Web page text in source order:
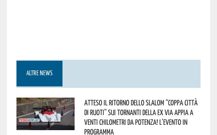
ALTRE NEWS
Atteso il ritorno dello slalom “Coppa Città
di Ruoti” sui tornanti della ex via Appia a
venti chilometri da Potenza! L’evento in
programma